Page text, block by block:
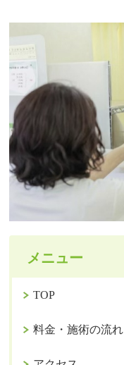
メニュー
TOP
料金・施術の流れ